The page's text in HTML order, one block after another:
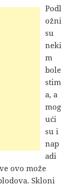
Podl
ožni
su
neki
m
bole
stim
a, a
mog
ući
su i
nap
adi
ovo može
Skloni